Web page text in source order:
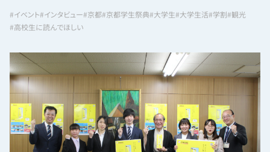
#イベント#インタビュー#京都#京都学生祭典#大学生#大学生活#学割#観光
#高校生に読んでほしい